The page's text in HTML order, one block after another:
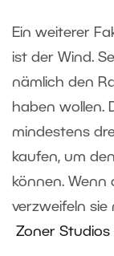
Ein weiterer
ist der Wind.
nämlich den
haben wollen.
mindestens
kaufen, um
können.
verzweifeln sie
Zoner Studios